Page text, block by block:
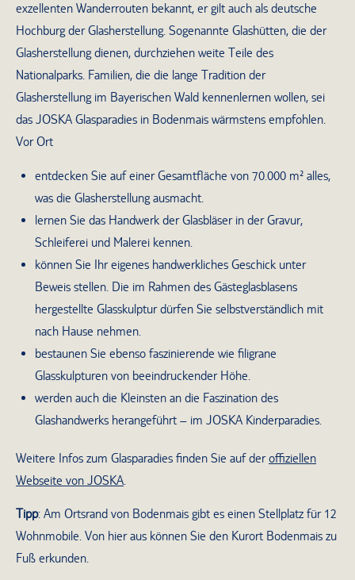
exzellenten Wanderrouten bekannt, er gilt auch als deutsche
Hochburg der Glasherstellung. Sogenannte Glashütten, die der
Glasherstellung dienen, durchziehen weite Teile des
Nationalparks. Familien, die die lange Tradition der
Glasherstellung im Bayerischen Wald kennenlernen wollen, sei
das JOSKA Glasparadies in Bodenmais wärmstens empfohlen.
Vor Ort
entdecken Sie auf einer Gesamtfläche von 70.000 m² alles,
was die Glasherstellung ausmacht.
lernen Sie das Handwerk der Glasbläser in der Gravur,
Schleiferei und Malerei kennen.
können Sie Ihr eigenes handwerkliches Geschick unter
Beweis stellen. Die im Rahmen des Gästeglasblasens
hergestellte Glasskulptur dürfen Sie selbstverständlich mit
nach Hause nehmen.
bestaunen Sie ebenso faszinierende wie filigrane
Glasskulpturen von beeindruckender Höhe.
werden auch die Kleinsten an die Faszination des
Glashandwerks herangeführt – im JOSKA Kinderparadies.
Weitere Infos zum Glasparadies finden Sie auf deroffiziellen
Webseite von JOSKA
Tipp: Am Ortsrand von Bodenmais gibt es einen Stellplatz für 12
Wohnmobile. Von hier aus können Sie den Kurort Bodenmais zu
Fuß erkunden.